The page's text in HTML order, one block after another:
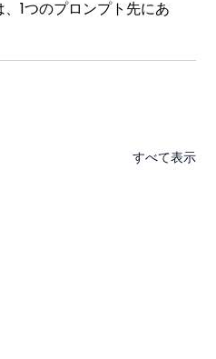
1つのプロンプト先にあ
すべて表示